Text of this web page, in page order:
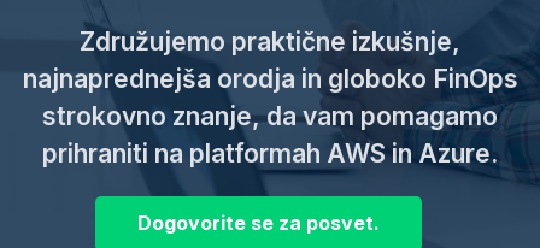
Združujemo praktične izkušnje,
najnaprednejša orodja in globoko FinOps
strokovno znanje, da vam pomagamo
prihraniti na platformah AWS in Azure.
Dogovorite se za posvet.